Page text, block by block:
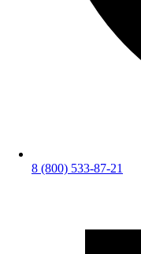
8 (800) 533-87-21